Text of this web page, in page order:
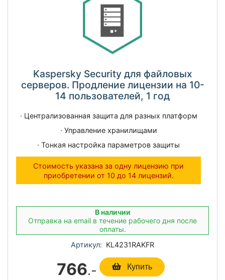
Kaspersky Security для файловых
серверов. Продление лицензии на 10-
14 пользователей, 1 год
· Централизованная защита для разных платформ
· Управление хранилищами
· Тонкая настройка параметров защиты
Стоимость указана за одну лицензию при
приобретении от 10 до 14 лицензий.
В наличии
Отправка на email в течение рабочего дня после
оплаты.
Артикул: KL4231RAKFR
766.- Купить